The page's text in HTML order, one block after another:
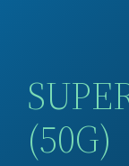
(50G)